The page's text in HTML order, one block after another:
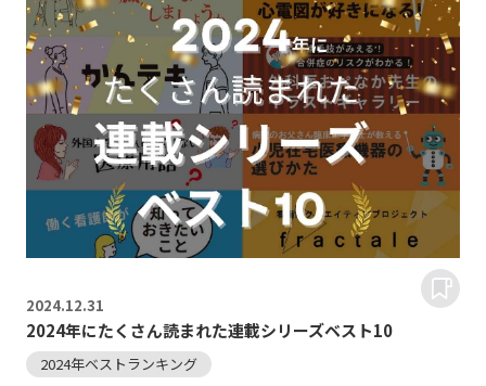
2024.12.31
2024年にたくさん読まれた連載シリーズベスト10
2024年ベストランキング